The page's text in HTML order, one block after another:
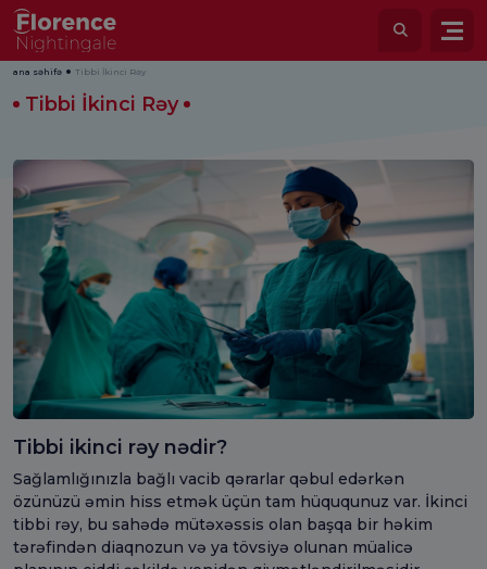
ana səhifə Tibbi İkinci Rəy
Tibbi İkinci Rəy
Tibbi ikinci rəy nədir?
Sağlamlığınızla bağlı vacib qərarlar qəbul edərkən
özünüzü əmin hiss etmək üçün tam hüququnuz var. İkinci
tibbi rəy, bu sahədə mütəxəssis olan başqa bir həkim
tərəfindən diaqnozun və ya tövsiyə olunan müalicə